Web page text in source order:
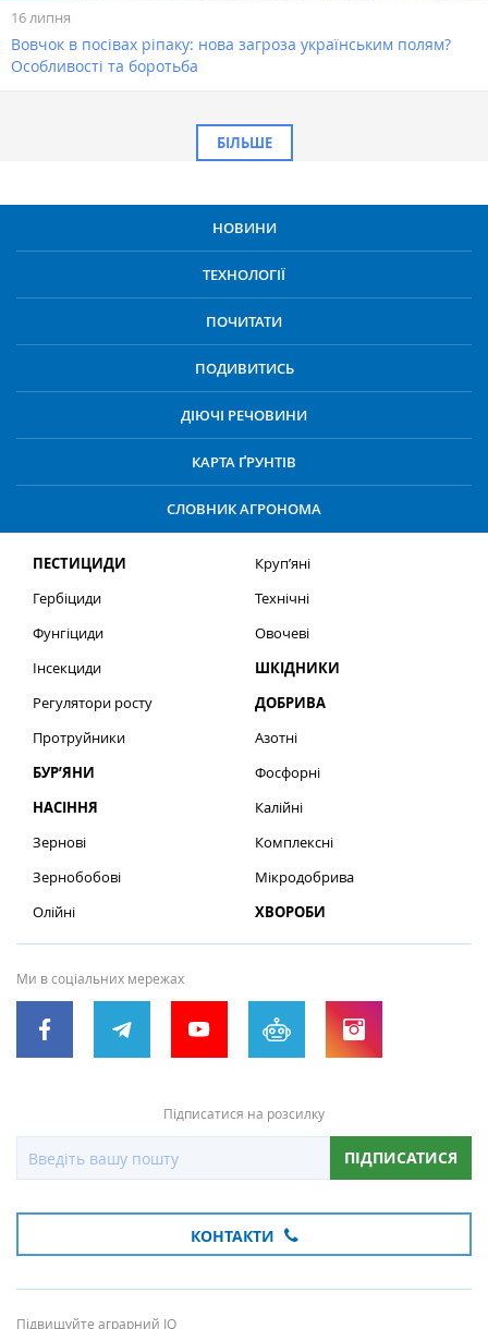
16 липня
Вовчок в посівах ріпаку: нова загроза українським полям?
Особливості та боротьба
БІЛЬШЕ
НОВИНИ
ТЕХНОЛОГІЇ
ПОЧИТАТИ
ПОДИВИТИСЬ
ДІЮЧІ РЕЧОВИНИ
КАРТА ҐРУНТІВ
СЛОВНИК АГРОНОМА
ПЕСТИЦИДИ
Гербіциди
Фунгіциди
Інсекциди
Регулятори росту
Протруйники
БУР’ЯНИ
НАСІННЯ
Зернові
Зернобобові
Олійні
Круп’яні
Технічні
Овочеві
ШКІДНИКИ
ДОБРИВА
Азотні
Фосфорні
Калійні
Комплексні
Мікродобрива
ХВОРОБИ
Ми в соціальних мережах
Підписатися на розсилку
ПІДПИСАТИСЯ
КОНТАКТИ
Підвищуйте аграрний IQ